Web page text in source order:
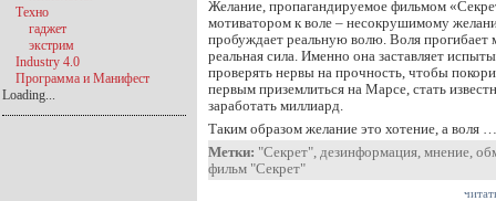
Желание, пропагандируемое фильмом
мотиватором к воле – несокрушимому
пробуждает реальную волю. Воля прогибает
реальная сила. Именно она заставляет
проверять нервы на прочность, чтобы
первым приземлиться на Марсе, стать
заработать миллиард.
Таким образом желание это хотение, а воля …
Метки: "Секрет", дезинформация, мнение,
фильм "Секрет"
Техно
гаджет
экстрим
Industry 4.0
Программа и Манифест
Loading...